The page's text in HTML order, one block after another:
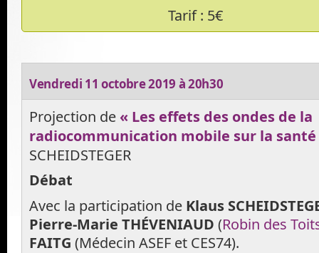
Tarif : 5€
Vendredi 11 octobre 2019 à 20h30
Projection de « Les effets des ondes de la
radiocommunication mobile sur la santé
SCHEIDSTEGER
Débat
Avec la participation de Klaus
Pierre-Marie THÉVENIAUD (Robin des
FAITG (Médecin ASEF et CES74).